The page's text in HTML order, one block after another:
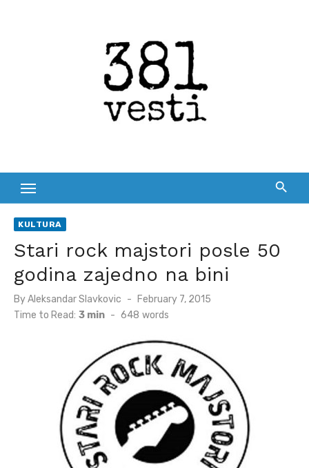
KULTURA
Stari rock majstori posle 50
godina zajedno na bini
ByAleksandar Slavkovic
Posted
on
February 7, 2015
Time to Read: 3 min - 648 words